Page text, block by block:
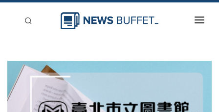
新聞稿分類
刊登